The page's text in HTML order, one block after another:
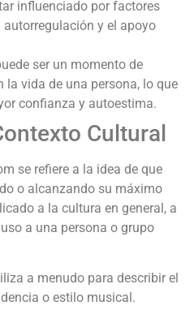
influenciado por factores
y el apoyo
ser un momento de
vida de una persona, lo que
confianza y autoestima.
Cultural
se refiere a la idea de que
o alcanzando su máximo
a la cultura en general, a
a una persona o grupo
a menudo para describir el
o estilo musical.